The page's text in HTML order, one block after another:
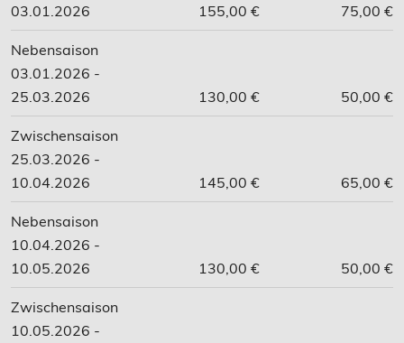
03.01.2026
155,00 € 75,00 €
Nebensaison
03.01.2026 -
25.03.2026
130,00 € 50,00 €
Zwischensaison
25.03.2026 -
10.04.2026
145,00 € 65,00 €
Nebensaison
10.04.2026 -
10.05.2026
130,00 € 50,00 €
Zwischensaison
10.05.2026 -